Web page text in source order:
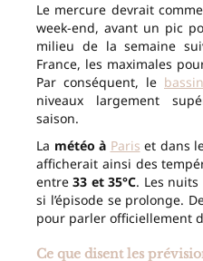
Le mercure devrait
week-end, avant un pic
milieu de la semaine
France, les maximales
Par conséquent, le
niveaux largement
saison.
La météo à Paris et dans
afficherait ainsi des
entre33 et 35°C. Les
si l’épisode se prolonge.
pour parler officiellement
Ce que disent les